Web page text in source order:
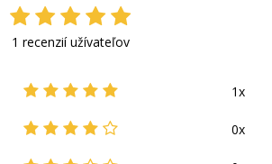
1 recenzií užívateľov
1x
0x